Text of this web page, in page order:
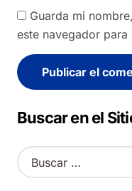
Guarda mi
este navegador
Alternative:
Buscar en el
B
u